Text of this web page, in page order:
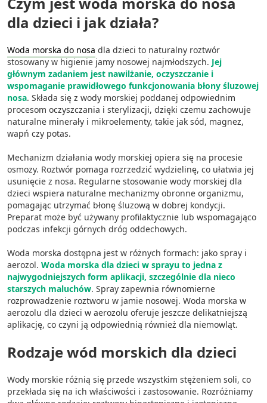
dla dzieci i jak działa?
Woda morska do nosa dla dzieci to naturalny roztwór
stosowany w higienie jamy nosowej najmłodszych. Jej
głównym zadaniem jest nawilżanie, oczyszczanie i
wspomaganie prawidłowego funkcjonowania błony śluzowej
nosa. Składa się z wody morskiej poddanej odpowiednim
procesom oczyszczania i sterylizacji, dzięki czemu zachowuje
naturalne minerały i mikroelementy, takie jak sód, magnez,
wapń czy potas.
Mechanizm działania wody morskiej opiera się na procesie
osmozy. Roztwór pomaga rozrzedzić wydzielinę, co ułatwia jej
usunięcie z nosa. Regularne stosowanie wody morskiej dla
dzieci wspiera naturalne mechanizmy obronne organizmu,
pomagając utrzymać błonę śluzową w dobrej kondycji.
Preparat może być używany profilaktycznie lub wspomagająco
podczas infekcji górnych dróg oddechowych.
Woda morska dostępna jest w różnych formach: jako spray i
aerozol. Woda morska dla dzieci w sprayu to jedna z
najwygodniejszych form aplikacji, szczególnie dla nieco
starszych maluchów. Spray zapewnia równomierne
rozprowadzenie roztworu w jamie nosowej. Woda morska w
aerozolu dla dzieci w aerozolu oferuje jeszcze delikatniejszą
aplikację, co czyni ją odpowiednią również dla niemowląt.
Rodzaje wód morskich dla dzieci
Wody morskie różnią się przede wszystkim stężeniem soli, co
przekłada się na ich właściwości i zastosowanie. Rozróżniamy